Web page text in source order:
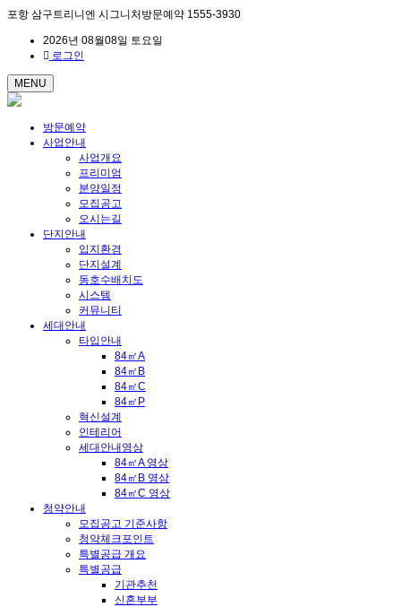
포항 삼구트리니엔 시그니처방문예약 1555-3930
2026년 08월08일 토요일
로그인
MENU
방문예약
사업안내
사업개요
프리미엄
분양일정
모집공고
오시는길
단지안내
입지환경
단지설계
동호수배치도
시스템
커뮤니티
세대안내
타입안내
84㎡A
84㎡B
84㎡C
84㎡P
혁신설계
인테리어
세대안내영상
84㎡A 영상
84㎡B 영상
84㎡C 영상
청약안내
모집공고 기준사항
청약체크포인트
특별공급 개요
특별공급
기관추천
신혼부부